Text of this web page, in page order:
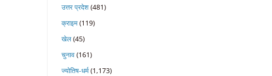
उत्तर प्रदेश (481)
क्राइम(119)
खेल(45)
चुनाव (161)
ज्योतिष-धर्म(1,173)